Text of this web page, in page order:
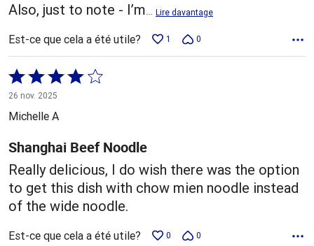
Also, just to note - I’m… Lire davantage
Est-ce que cela a été utile? 1 0
Coté
4 sur
5
26 nov. 2025
Michelle A
Shanghai Beef Noodle
Really delicious, I do wish there was the option
to get this dish with chow mien noodle instead
of the wide noodle.
Est-ce que cela a été utile? 0 0